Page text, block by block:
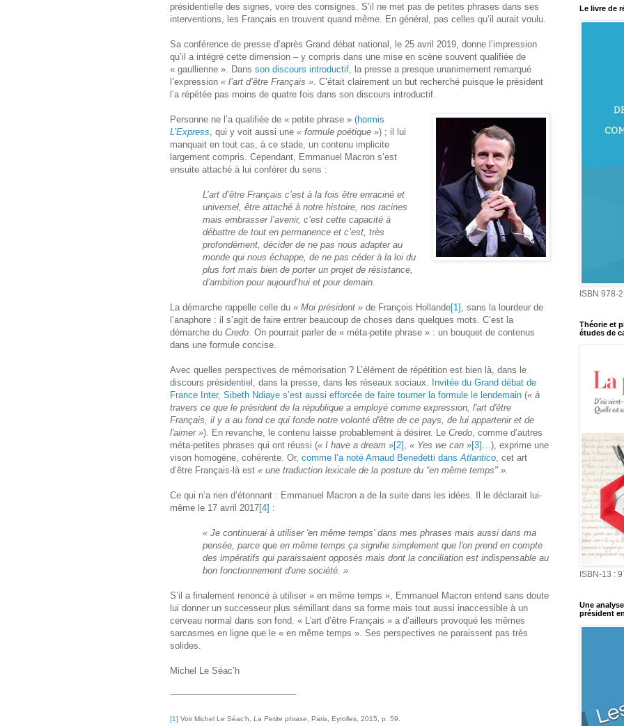
présidentielle des signes, voire des consignes. S’il ne met pas de petites phrases dans ses
interventions, les Français en trouvent quand même. En général, pas celles qu’il aurait voulu.
Sa conférence de presse d’après Grand débat national, le 25 avril 2019, donne l’impression
qu’il a intégré cette dimension – y compris dans une mise en scène souvent qualifiée de
« gaullienne ». Dans son discours introductif , la presse a presque unanimement remarqué
l’expression « l’art d’être Français » . C’était clairement un but recherché puisque le président
l’a répétée pas moins de quatre fois dans son discours introductif.
Personne ne l’a qualifiée de « petite phrase » (hormis
L’Express , qui y voit aussi une « formule poétique ») ; il lui
manquait en tout cas, à ce stade, un contenu implicite
largement compris. Cependant, Emmanuel Macron s’est
ensuite attaché à lui conférer du sens :
L’art d’être Français c’est à la fois être enraciné et
universel, être attaché à notre histoire, nos racines
mais embrasser l’avenir, c’est cette capacité à
débattre de tout en permanence et c’est, très
profondément, décider de ne pas nous adapter au
monde qui nous échappe, de ne pas céder à la loi du
plus fort mais bien de porter un projet de résistance,
d’ambition pour aujourd’hui et pour demain.
La démarche rappelle celle du « Moi président » de François Hollande[1] , sans la lourdeur de
l’anaphore : il s’agit de faire entrer beaucoup de choses dans quelques mots. C’est la
démarche du Credo . On pourrait parler de « méta-petite phrase » : un bouquet de contenus
dans une formule concise.
Avec quelles perspectives de mémorisation ? L’élément de répétition est bien là, dans le
discours présidentiel, dans la presse, dans les réseaux sociaux. Invitée du Grand débat de
France Inter, Sibeth Ndiaye s’est aussi efforcée de faire tourner la formule le lendemain (« à
travers ce que le président de la république a employé comme expression, l'art d'être
Français, il y a au fond ce qui fonde notre volonté d'être de ce pays, de lui appartenir et de
l'aimer »). En revanche, le contenu laisse probablement à désirer. Le Credo , comme d’autres
méta-petites phrases qui ont réussi (« I have a dream »[2] « Yes we can »[3] …), exprime une
vison homogène, cohérente. Or, comme l’a noté Arnaud Benedetti dans Atlantico , cet art
d’être Français-là est « une traduction lexicale de la posture du “en même temps" ».
Ce qui n’a rien d’étonnant : Emmanuel Macron a de la suite dans les idées. Il le déclarait lui-
même le 17 avril 2017[4] :
« Je continuerai à utiliser 'en même temps' dans mes phrases mais aussi dans ma
pensée, parce que en même temps ça signifie simplement que l'on prend en compte
des impératifs qui paraissaient opposés mais dont la conciliation est indispensable au
bon fonctionnement d'une société. »
S’il a finalement renoncé à utiliser « en même temps », Emmanuel Macron entend sans doute
lui donner un successeur plus sémillant dans sa forme mais tout aussi inaccessible à un
cerveau normal dans son fond. « L’art d’être Français » a d’ailleurs provoqué les mêmes
sarcasmes en ligne que le « en même temps ». Ses perspectives ne paraissent pas très
solides.
Michel Le Séac’h
[1] Voir Michel Le Séac’h, La Petite phrase , Paris, Eyrolles, 2015, p. 59.
Le livre de
ISBN 978-
Théorie et
études de
ISBN-13 :
Une
président